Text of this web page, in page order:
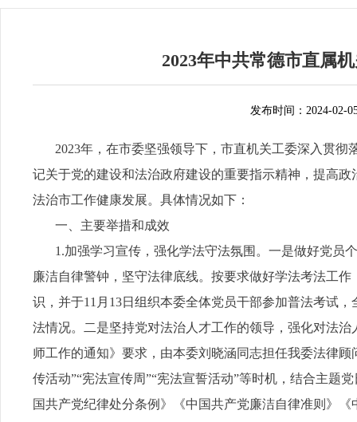
2023年中共常德市直属
发布时间：2024-02-
2023年，在市委坚强领导下，市直机关工委深入贯彻
记关于党的建设和法治政府建设的重要指示精神，提高
法治市工作健康发展。具体情况如下：
一、主要举措和成效
1.加强学习宣传，强化学法守法氛围。一是做好党员
廉洁自律警钟，坚守法律底线。按要求做好学法考法工
识，并于11月13日组织本委全体党员干部参加普法考试
法情况。二是坚持党对法治人才工作的领导，强化对法
师工作的通知》要求，由本委刘晓涵同志担任我委法律
传活动”“宪法宣传周”“宪法宣誓活动”等时机，结合主题
国共产党纪律处分条例》《中国共产党廉洁自律准则》